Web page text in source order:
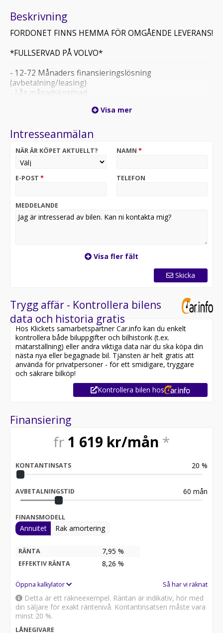
Beskrivning
FORDONET FINNS HEMMA FÖR OMGÅENDE LEVERANS!
*FULLSERVAD PÅ VOLVO*
- 12-72 Månaders finansieringslösning
(avbetalning/leasing)
- Låg månadskostnad
- Möjlighet teckna 12-36 Mån omfattande bilgaranti,
- Möjlighet teckna 12-48 Mån serviceavtal
via Trygg-hansa
- Med/utan första förhöjd avgift/insats, 0-35%
- Alla våra finansieringar går att förtidslösa när man
Välkommen till Bilkompaniet Rosersberg. Vi hjälper dig
med allt kring ditt bilköp från att hitta drömbilen till att
detta fordon kontakta oss på Bilkompaniet Rosersberg
i Stockholm. Ta kontakt via formuläret eller ring oss på
070-756 78 59 så hjälper vi dig vidare.
Visa mer
Intresseanmälan
NÄR ÄR KÖPET AKTUELLT? NAMN *
E-POST * TELEFON
MEDDELANDE
Visa fler fält
Skicka
Trygg affär - Kontrollera bilens
data och historia gratis
Hos Klickets samarbetspartner Car.info kan du enkelt
kontrollera både biluppgifter och bilhistorik (t.ex.
mätarställning) eller andra viktiga data när du ska köpa din
nästa nya eller begagnade bil. Tjänsten är helt gratis att
använda för privatpersoner - för ett smidigare, tryggare
och säkrare bilköp!
Kontrollera bilen hos
Finansiering
fr 1 619 kr/mån *
KONTANTINSATS 20 %
AVBETALNINGSTID 60 mån
FINANSMODELL
Annuitet Rak amortering
RÄNTA 7,95 %
EFFEKTIV RÄNTA 8,26 %
Öppna kalkylator Så har vi räknat
Detta är ett räkneexempel. Räntan är indikativ, hör med
din säljare för exakt räntenivå. Kontantinsatsen måste vara
minst 20 %.
LÅNEGIVARE